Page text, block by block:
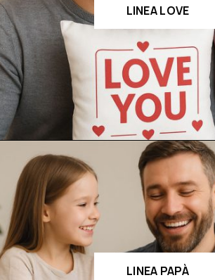
LINEA LOVE
LINEA PAPÀ